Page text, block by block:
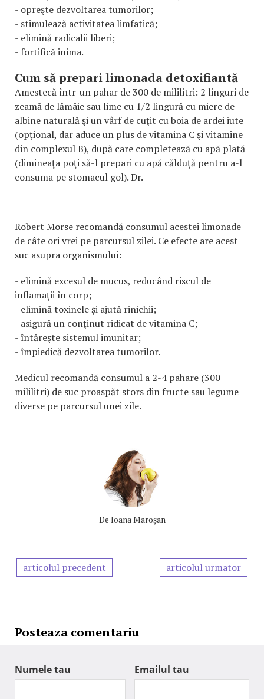
- opreşte dezvoltarea tumorilor;
- stimulează activitatea limfatică;
- elimină radicalii liberi;
- fortifică inima.
Cum să prepari limonada detoxifiantă
Amestecă într-un pahar de 300 de mililitri: 2 linguri de
zeamă de lămâie sau lime cu 1/2 lingură cu miere de
albine naturală şi un vârf de cuţit cu boia de ardei iute
(opţional, dar aduce un plus de vitamina C şi vitamine
din complexul B), după care completează cu apă plată
(dimineaţa poţi să-l prepari cu apă călduţă pentru a-l
consuma pe stomacul gol). Dr.
Robert Morse recomandă consumul acestei limonade
de câte ori vrei pe parcursul zilei. Ce efecte are acest
suc asupra organismului:
- elimină excesul de mucus, reducând riscul de
inflamaţii în corp;
- elimină toxinele şi ajută rinichii;
- asigură un conţinut ridicat de vitamina C;
- întăreşte sistemul imunitar;
- împiedică dezvoltarea tumorilor.
Medicul recomandă consumul a 2-4 pahare (300
mililitri) de suc proaspăt stors din fructe sau legume
diverse pe parcursul unei zile.
De Ioana Maroşan
articolul precedent articolul urmator
Posteaza comentariu
Numele tau Emailul tau